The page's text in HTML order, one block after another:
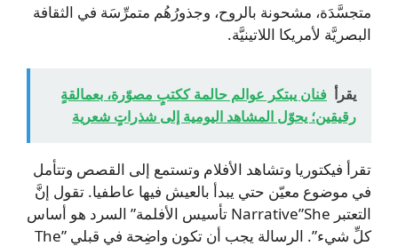
متجسَّدَة، مشحونة بالروح، وجذورُهُم متمرِّسَة في الثقافة
البصريَّة لأمريكا اللاتينيَّة.
يقرأ فنان يبتكر عوالم حالمة ككتبٍ مصوّرة، بعمالقةٍ
رقيقين؛ يحوّل المشاهد اليومية إلى شذراتٍ شعرية
تقرأ فيكتوريا وتشاهد الأفلام وتستمع إلى القصص وتتأمل
في موضوع معيّن حتي يبدأ بالعيش فيها عاطفيا. تقول إنَّ
التعتبر Narrative”She تأسيس الأفلمة” السرد هو أساس
كلِّ شيء”. الرسالة يجب أن تكون واضِحة في قبلي The”